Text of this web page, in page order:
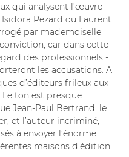
qui analysent l’œuvre
Pezard ou Laurent
par mademoiselle
car dans cette
des professionnels -
les accusations. A
d’éditeurs frileux aux
ton est presque
Jean-Paul Bertrand, le
et l’auteur incriminé,
à envoyer l’énorme
maisons d’édition …